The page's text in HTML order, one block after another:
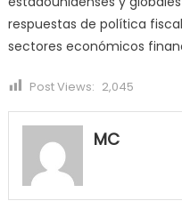
respuestas de política
sectores económicos
Post Views: 2,045
MC